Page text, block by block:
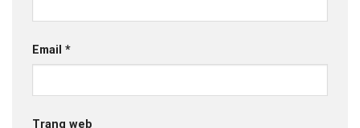
Email *
Trang web